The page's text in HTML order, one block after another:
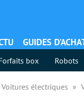
GUIDES
box Robots
Voitures électriques